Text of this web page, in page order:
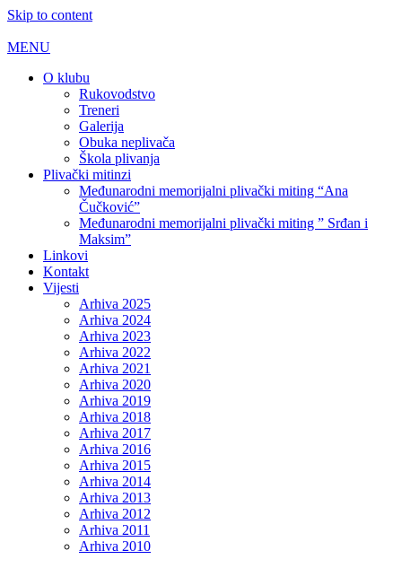
Skip to content
MENU
O klubu
Rukovodstvo
Treneri
Galerija
Obuka neplivača
Škola plivanja
Plivački mitinzi
Međunarodni memorijalni plivački miting “Ana
Čučković”
Međunarodni memorijalni plivački miting ” Srđan i
Maksim”
Linkovi
Kontakt
Vijesti
Arhiva 2025
Arhiva 2024
Arhiva 2023
Arhiva 2022
Arhiva 2021
Arhiva 2020
Arhiva 2019
Arhiva 2018
Arhiva 2017
Arhiva 2016
Arhiva 2015
Arhiva 2014
Arhiva 2013
Arhiva 2012
Arhiva 2011
Arhiva 2010